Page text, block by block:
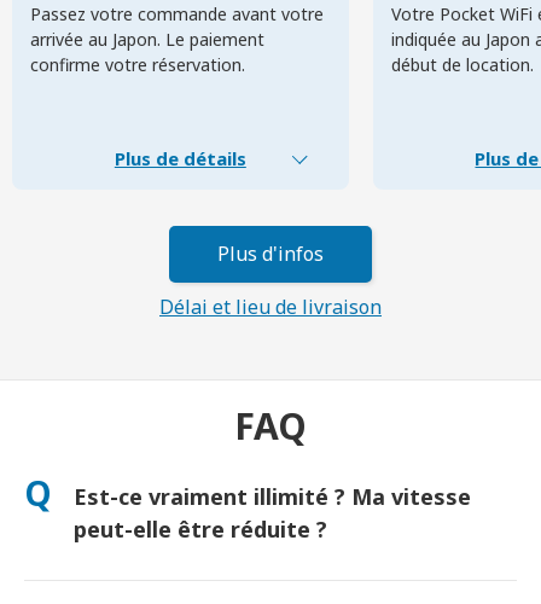
Passez votre commande avant votre
arrivée au Japon. Le paiement
confirme votre réservation.
Plus de détails
Votre Pocket WiFi
indiquée au Japon
début de location.
Plus
Plus d'infos
Délai et lieu de livraison
FAQ
Q
Est-ce vraiment illimité ? Ma vitesse
peut-elle être réduite ?
Oui, vraiment illimité ! Aucune politique de « Fair Use » ni